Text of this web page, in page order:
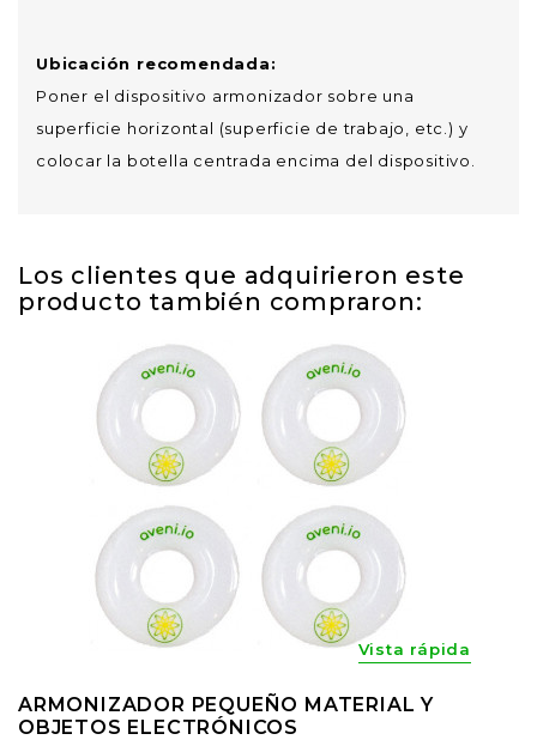
Ubicación recomendada:
Poner el dispositivo armonizador sobre una
superficie horizontal (superficie de trabajo, etc.) y
colocar la botella centrada encima del dispositivo.
Los clientes que adquirieron este
producto también compraron:
Vista rápida
ARMONIZADOR PEQUEÑO MATERIAL Y
OBJETOS ELECTRÓNICOS